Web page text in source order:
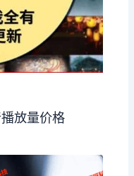
放量价格